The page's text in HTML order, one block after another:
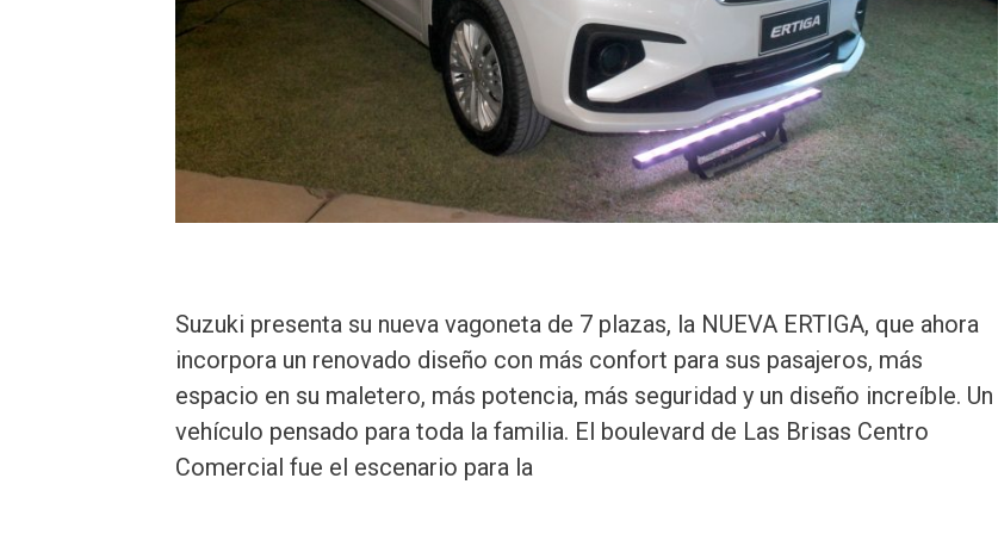
Suzuki presenta su nueva vagoneta de 7 plazas, la NUEVA ERTIGA, que ahora
incorpora un renovado diseño con más confort para sus pasajeros, más
espacio en su maletero, más potencia, más seguridad y un diseño increíble. Un
vehículo pensado para toda la familia. El boulevard de Las Brisas Centro
Comercial fue el escenario para la